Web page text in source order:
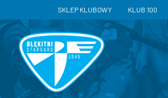
do
zawartości
SKLEP KLUBOWY KLUB 100